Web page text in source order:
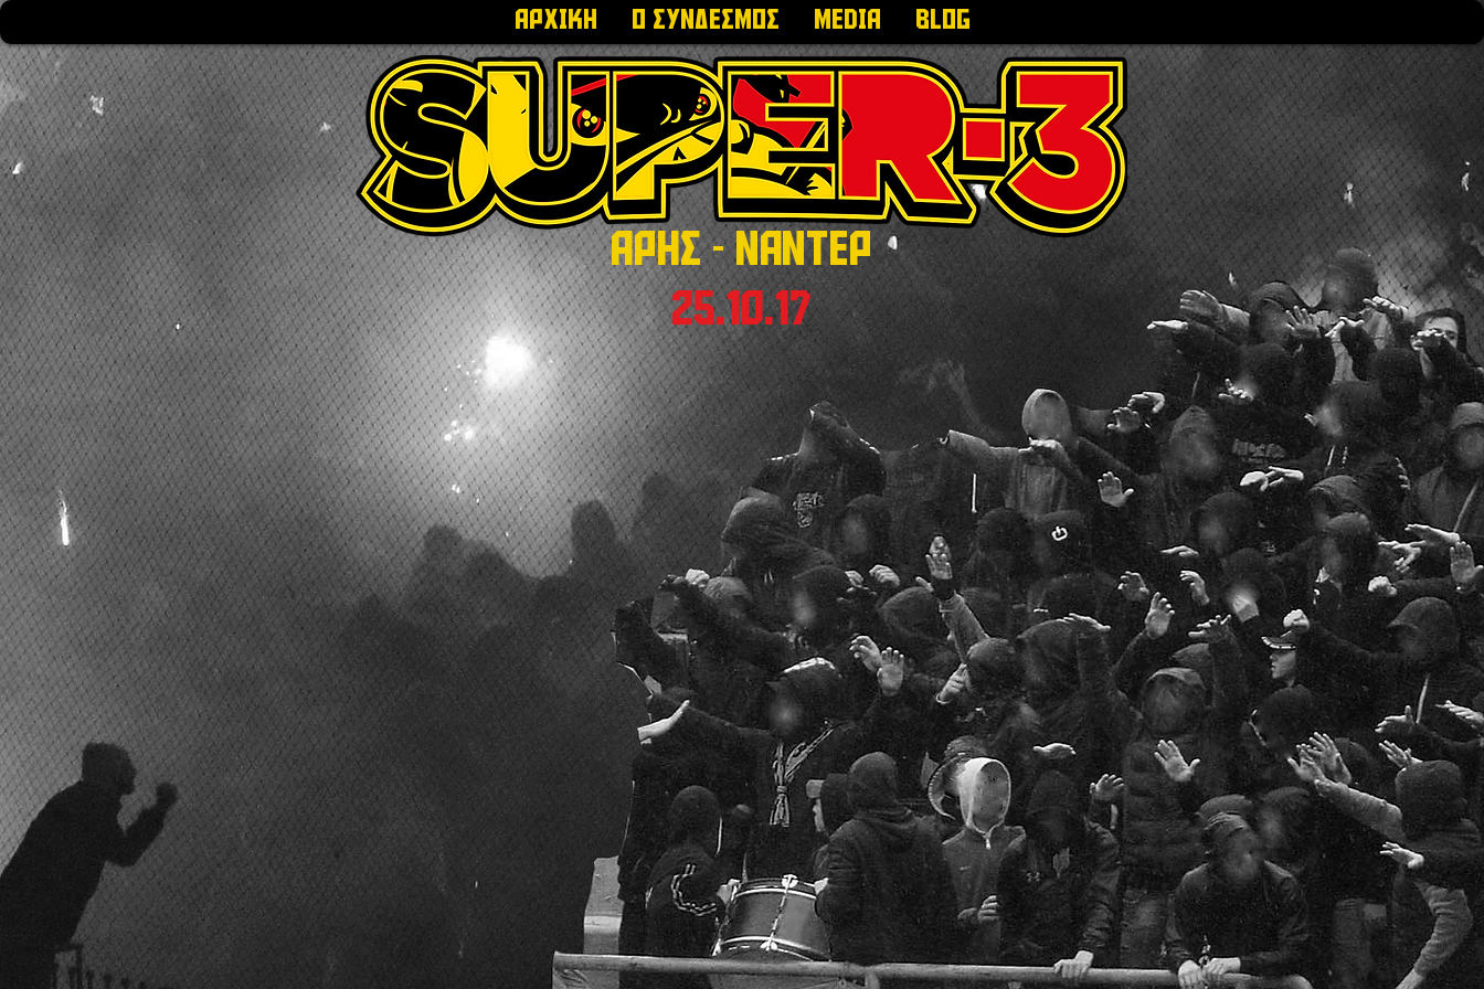
ΑΡΧΙΚΗ Ο ΣΥΝΔΕΣΜΟΣ MEDIA Blog
ΑΡΗΣ - nanteσ
25.10.17